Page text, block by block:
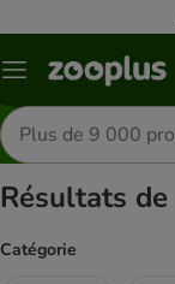
Menu
Rechercher
des
produits
Résultats de
Catégorie